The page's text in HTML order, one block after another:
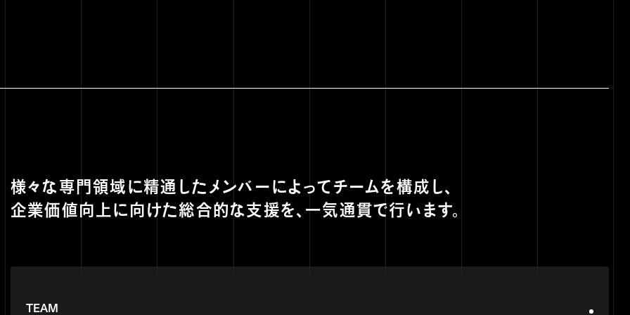
様々な専門領域に精通したメンバーによってチームを構成し、
企業価値向上に向けた総合的な支援を、一気通貫で行います。
TEAM